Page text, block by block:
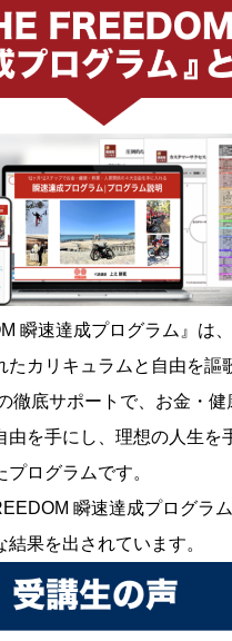
瞬速達成プログラム』は
たカリキュラムと自由を謳
徹底サポートで、お金・健
由を手にし、理想の人生を
ログラムです。
瞬速達成プログラ
果を出されています。